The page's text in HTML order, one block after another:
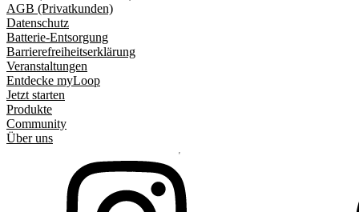
AGB (Privatkunden)
Datenschutz
Batterie-Entsorgung
Barrierefreiheitserklärung
Veranstaltungen
Entdecke myLoop
Jetzt starten
Produkte
Community
Über uns